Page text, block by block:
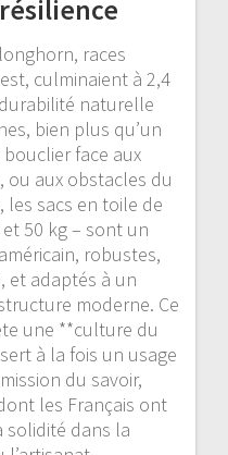
races
culminaient à 2,4
naturelle
bien plus qu’un
face aux
ou aux obstacles du
sacs en toile de
50 kg – sont un
robustes,
et adaptés à un
moderne. Ce
une **culture du
à la fois un usage
du savoir,
les Français ont
solidité dans la